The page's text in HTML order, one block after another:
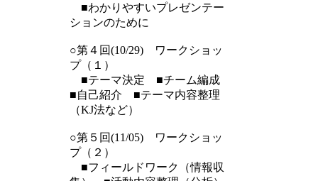
■わかりやすいプレゼンテー
ションのために
○第４回(10/29) ワークショッ
プ（１）
■テーマ決定 ■チーム編成
■自己紹介 ■テーマ内容整理
（KJ法など）
○第５回(11/05) ワークショッ
プ（２）
■フィールドワーク（情報収